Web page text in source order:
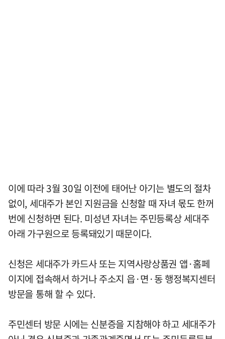
이에 따라 3월 30일 이전에 태어난 아기는 별도의 절차
없이, 세대주가 본인 지원금을 신청할 때 자녀 몫도 한꺼
번에 신청하면 된다. 미성년 자녀는 주민등록상 세대주
아래 가구원으로 등록돼있기 때문이다.
신청은 세대주가 카드사 또는 지역사랑상품권 앱·홈페
이지에 접속해서 하거나 주소지 읍·면·동 행정복지센터
방문을 통해 할 수 있다.
주민센터 방문 시에는 신분증을 지참해야 하고 세대주가